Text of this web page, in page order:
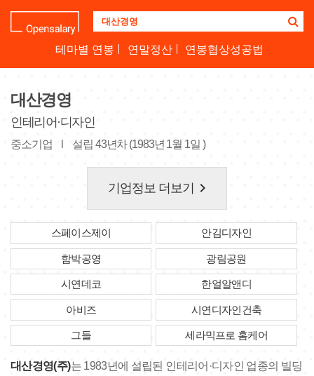
기
업
명
세
요
테마별 연봉 연말정산 연봉협상성공법
대산경영
인테리어·디자인
중소기업 설립 43년차 (1983년 1월 1일 )
기업정보 더보기 keyboard_arrow_right
스페이스제이 안김디자인
함박공영 광림공원
시연데코 한얼알앤디
아비즈 시연디자인건축
그들 세라믹프로 홈케어
대산경영(주)는 1983년에 설립된 인테리어·디자인 업종의 빌딩